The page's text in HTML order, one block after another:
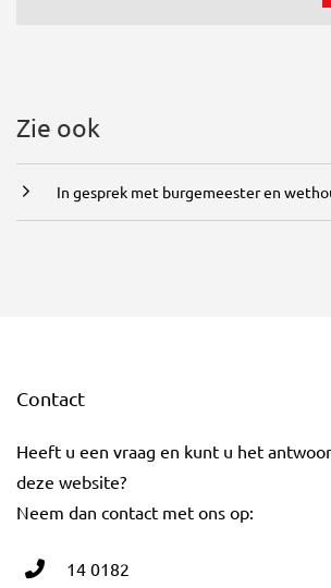
Zie ook
In gesprek met burgemeester en
Contact
Heeft u een vraag en kunt u het
deze website?
Neem dan contact met ons op:
14 0182